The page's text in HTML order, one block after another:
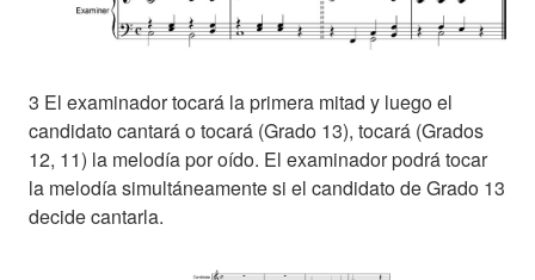
3 El examinador tocará la primera mitad y luego el
candidato cantará o tocará (Grado 13), tocará (Grados
12, 11) la melodía por oído. El examinador podrá tocar
la melodía simultáneamente si el candidato de Grado 13
decide cantarla.